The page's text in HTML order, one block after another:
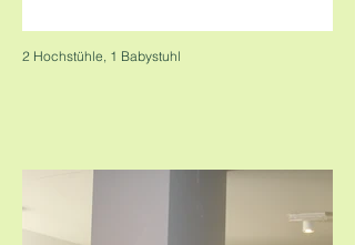
2 Hochstühle, 1 Babystuhl